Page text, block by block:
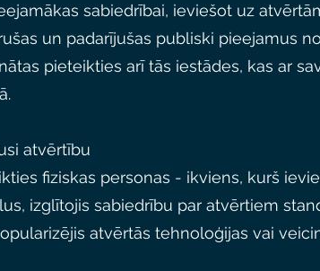
sabiedrībai, ieviešot uz
un padarījušas publiski pieejamus
pieteikties arī tās iestādes, kas ar
atvērtību
fiziskas personas - ikviens, kurš
izglītojis sabiedrību par atvērtiem
atvērtās tehnoloģijas vai